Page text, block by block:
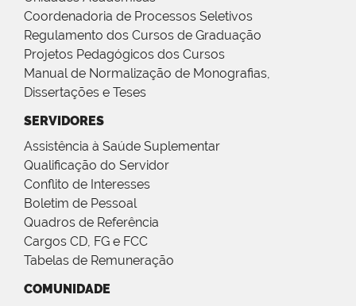
Coordenadoria de Processos Seletivos
Regulamento dos Cursos de Graduação
Projetos Pedagógicos dos Cursos
Manual de Normalização de Monografias,
Dissertações e Teses
SERVIDORES
Assistência à Saúde Suplementar
Qualificação do Servidor
Conflito de Interesses
Boletim de Pessoal
Quadros de Referência
Cargos CD, FG e FCC
Tabelas de Remuneração
COMUNIDADE